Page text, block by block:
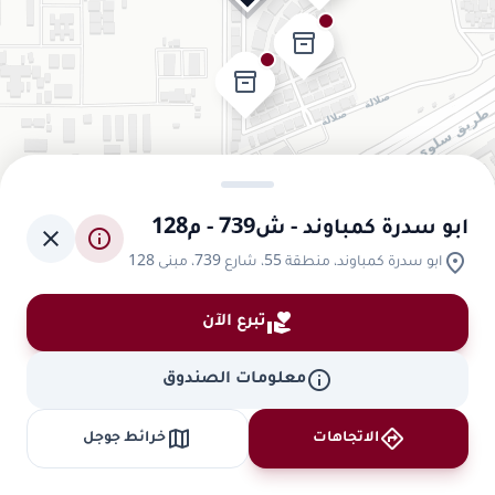
inventory_2
inventory_2
ابو سدرة كمباوند - ش739 - م128
location_on ابو سدرة كمباوند، منطقة 55، شارع 739، مبنى 128
info
close
volunteer_activismتبرع الآن
infoمعلومات الصندوق
directions الاتجاهات map خرائط جوجل